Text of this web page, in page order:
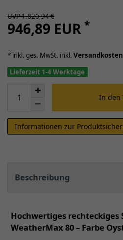
UVP 1.820,94 €
946,89 EUR *
* inkl. ges. MwSt. inkl. Versandkosten
Lieferzeit 1-4 Werktage
In den
Informationen zur
Beschreibung
Hochwertiges rechteckiges
WeatherMax 80 – Farbe